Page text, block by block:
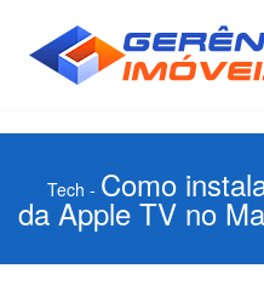
Tech - Como
da Apple TV no